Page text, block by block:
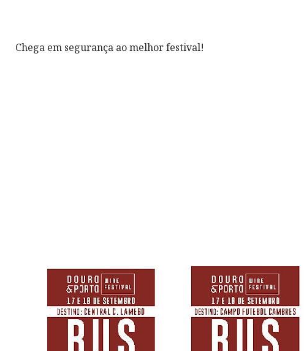
Chega em segurança ao melhor festival!